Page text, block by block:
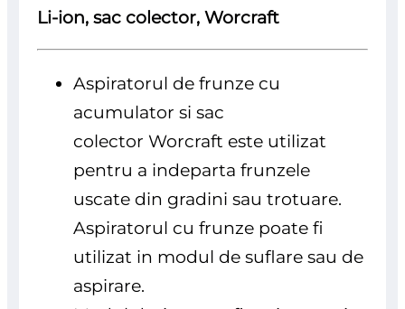
Li-ion, sac colector, Worcraft
Aspiratorul de frunze cu
acumulator si sac
colector Worcraft este utilizat
pentru a indeparta frunzele
uscate din gradini sau trotuare.
Aspiratorul cu frunze poate fi
utilizat in modul de suflare sau de
aspirare.